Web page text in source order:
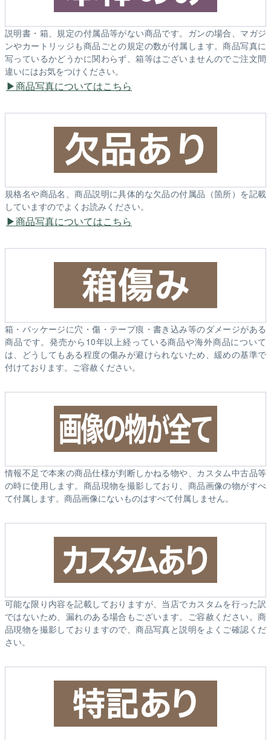
説明書・箱、規定の付属品等がない商品です。ガンの場合、マガジ
ンやカートリッジも商品ごとの規定の数が付属します。商品写真に
写っているかどうかに関わらず、箱等はございませんのでご注文間
違いにはお気をつけください。
商品写真についてはこちら
規格名や商品名、商品説明に具体的な欠品の付属品（箇所）を記載
していますのでよくお読みください。
商品写真についてはこちら
箱・パッケージに穴・傷・テープ痕・書き込み等のダメージがある
商品です。発売から10年以上経っている商品や海外商品について
は、どうしてもある程度の傷みが避けられないため、緩めの基準で
付けております。ご容赦ください。
情報不足で本来の商品仕様が判断しかねる物や、カスタム中古品等
の時に使用します。商品現物を撮影しており、商品画像の物がすべ
て付属します。商品画像にないものはすべて付属しません。
可能な限り内容を記載しておりますが、当店でカスタムを行った訳
ではないため、漏れのある場合もございます。ご容赦ください。商
品現物を撮影しておりますので、商品写真と説明をよくご確認くだ
さい。